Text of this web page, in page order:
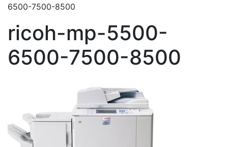
6500-7500-8500
ricoh-mp-5500-
6500-7500-8500